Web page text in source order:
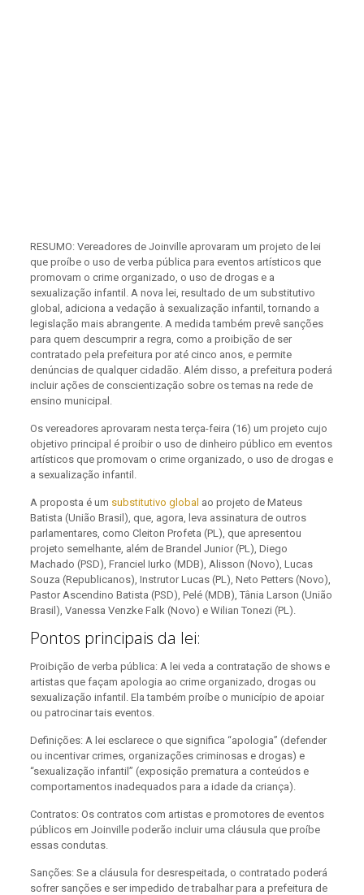
RESUMO: Vereadores de Joinville aprovaram um projeto de lei
que proíbe o uso de verba pública para eventos artísticos que
promovam o crime organizado, o uso de drogas e a
sexualização infantil. A nova lei, resultado de um substitutivo
global, adiciona a vedação à sexualização infantil, tornando a
legislação mais abrangente. A medida também prevê sanções
para quem descumprir a regra, como a proibição de ser
contratado pela prefeitura por até cinco anos, e permite
denúncias de qualquer cidadão. Além disso, a prefeitura poderá
incluir ações de conscientização sobre os temas na rede de
ensino municipal.
Os vereadores aprovaram nesta terça-feira (16) um projeto cujo
objetivo principal é proibir o uso de dinheiro público em eventos
artísticos que promovam o crime organizado, o uso de drogas e
a sexualização infantil.
A proposta é um substitutivo global ao projeto de Mateus
Batista (União Brasil), que, agora, leva assinatura de outros
parlamentares, como Cleiton Profeta (PL), que apresentou
projeto semelhante, além de Brandel Junior (PL), Diego
Machado (PSD), Franciel Iurko (MDB), Alisson (Novo), Lucas
Souza (Republicanos), Instrutor Lucas (PL), Neto Petters (Novo),
Pastor Ascendino Batista (PSD), Pelé (MDB), Tânia Larson (União
Brasil), Vanessa Venzke Falk (Novo) e Wilian Tonezi (PL).
Pontos principais da lei:
Proibição de verba pública: A lei veda a contratação de shows e
artistas que façam apologia ao crime organizado, drogas ou
sexualização infantil. Ela também proíbe o município de apoiar
ou patrocinar tais eventos.
Definições: A lei esclarece o que significa “apologia” (defender
ou incentivar crimes, organizações criminosas e drogas) e
“sexualização infantil” (exposição prematura a conteúdos e
comportamentos inadequados para a idade da criança).
Contratos: Os contratos com artistas e promotores de eventos
públicos em Joinville poderão incluir uma cláusula que proíbe
essas condutas.
Sanções: Se a cláusula for desrespeitada, o contratado poderá
sofrer sanções e ser impedido de trabalhar para a prefeitura de